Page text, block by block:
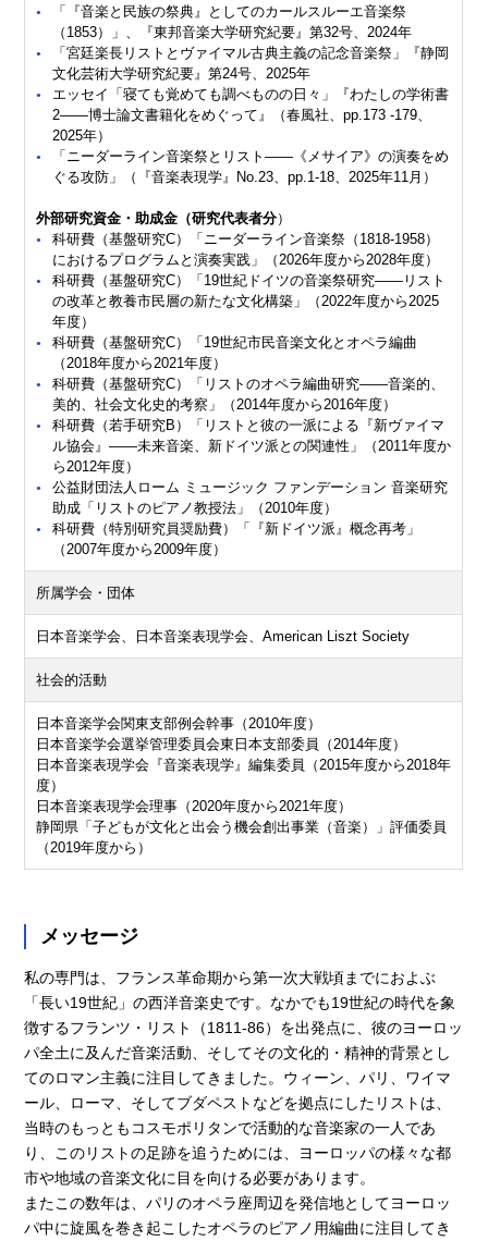
「『音楽と民族の祭典』としてのカールスルーエ音楽祭
（1853）」、『東邦音楽大学研究紀要』第32号、2024年
「宮廷楽長リストとヴァイマル古典主義の記念音楽祭」『静岡
文化芸術大学研究紀要』第24号、2025年
エッセイ「寝ても覚めても調べものの日々」『わたしの学術書
2――博士論文書籍化をめぐって』（春風社、pp.173 -179、
2025年）
「ニーダーライン音楽祭とリスト――《メサイア》の演奏をめ
ぐる攻防」（『音楽表現学』No.23、pp.1-18、2025年11月）
外部研究資金・助成金（研究代表者分）
科研費（基盤研究C）「ニーダーライン音楽祭（1818-1958）
におけるプログラムと演奏実践」（2026年度から2028年度）
科研費（基盤研究C）「19世紀ドイツの音楽祭研究――リスト
の改革と教養市民層の新たな文化構築」（2022年度から2025
年度）
科研費（基盤研究C）「19世紀市民音楽文化とオペラ編曲
（2018年度から2021年度）
科研費（基盤研究C）「リストのオペラ編曲研究――音楽的、
美的、社会文化史的考察」（2014年度から2016年度）
科研費（若手研究B）「リストと彼の一派による『新ヴァイマ
ル協会』――未来音楽、新ドイツ派との関連性」（2011年度か
ら2012年度）
公益財団法人ローム ミュージック ファンデーション 音楽研究
助成「リストのピアノ教授法」（2010年度）
科研費（特別研究員奨励費）「『新ドイツ派』概念再考」
（2007年度から2009年度）
所属学会・団体
日本音楽学会、日本音楽表現学会、American Liszt Society
社会的活動
日本音楽学会関東支部例会幹事（2010年度）
日本音楽学会選挙管理委員会東日本支部委員（2014年度）
日本音楽表現学会『音楽表現学』編集委員（2015年度から2018年
度）
日本音楽表現学会理事（2020年度から2021年度）
静岡県「子どもが文化と出会う機会創出事業（音楽）」評価委員
（2019年度から）
メッセージ
私の専門は、フランス革命期から第一次大戦頃までにおよぶ
「長い19世紀」の西洋音楽史です。なかでも19世紀の時代を象
徴するフランツ・リスト（1811-86）を出発点に、彼のヨーロッ
パ全土に及んだ音楽活動、そしてその文化的・精神的背景とし
てのロマン主義に注目してきました。ウィーン、パリ、ワイマ
ール、ローマ、そしてブダペストなどを拠点にしたリストは、
当時のもっともコスモポリタンで活動的な音楽家の一人であ
り、このリストの足跡を追うためには、ヨーロッパの様々な都
市や地域の音楽文化に目を向ける必要があります。
またこの数年は、パリのオペラ座周辺を発信地としてヨーロッ
パ中に旋風を巻き起こしたオペラのピアノ用編曲に注目してき